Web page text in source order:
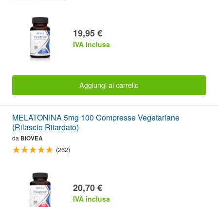
19,95 €
IVA inclusa
Aggiungi al carrello
MELATONINA 5mg 100 Compresse Vegetariane
(Rilascio Ritardato)
da BIOVEA
(262)
20,70 €
IVA inclusa